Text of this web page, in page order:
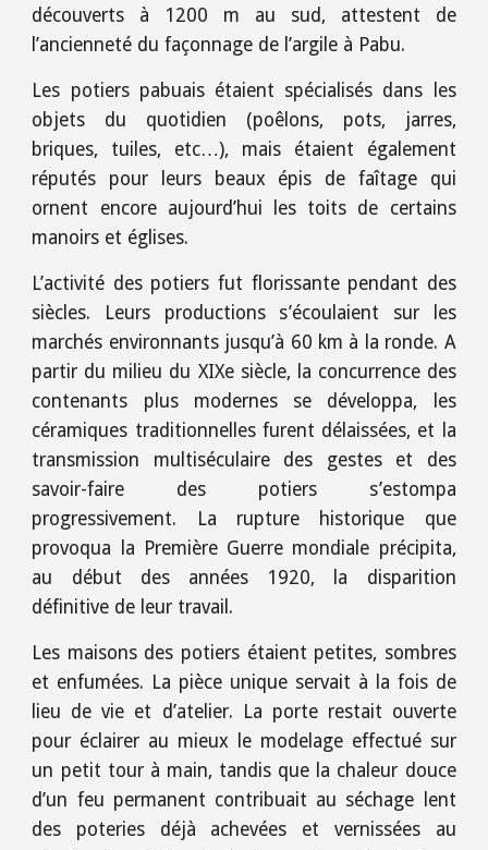
découverts à 1200 m au sud, attestent de
l’ancienneté du façonnage de l’argile à Pabu.
Les potiers pabuais étaient spécialisés dans les
objets du quotidien (poêlons, pots, jarres,
briques, tuiles, etc…), mais étaient également
réputés pour leurs beaux épis de faîtage qui
ornent encore aujourd’hui les toits de certains
manoirs et églises.
L’activité des potiers fut florissante pendant des
siècles. Leurs productions s’écoulaient sur les
marchés environnants jusqu’à 60 km à la ronde. A
partir du milieu du XIXe siècle, la concurrence des
contenants plus modernes se développa, les
céramiques traditionnelles furent délaissées, et la
transmission multiséculaire des gestes et des
savoir-faire des potiers s’estompa
progressivement. La rupture historique que
provoqua la Première Guerre mondiale précipita,
au début des années 1920, la disparition
définitive de leur travail.
Les maisons des potiers étaient petites, sombres
et enfumées. La pièce unique servait à la fois de
lieu de vie et d’atelier. La porte restait ouverte
pour éclairer au mieux le modelage effectué sur
un petit tour à main, tandis que la chaleur douce
d’un feu permanent contribuait au séchage lent
des poteries déjà achevées et vernissées au